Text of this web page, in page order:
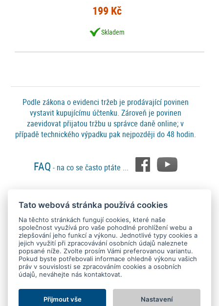
199 Kč
Skladem
Podle zákona o evidenci tržeb je prodávající povinen
vystavit kupujícímu účtenku. Zároveň je povinen
zaevidovat přijatou tržbu u správce daně online; v
případě technického výpadku pak nejpozději do 48 hodin.
FAQ - na co se často ptáte ...
Platební metody
Copyright © 2015 - 2026SEO kvalitně
Kontakt
Ochrana osobních údajů O nás
Obchodní podmínky
Nastavení Cookies
Tato webová stránka používá cookies
Na těchto stránkách fungují cookies, které naše
společnost využívá pro vaše pohodlné prohlížení webu a
zlepšování jeho funkcí a výkonu. Jednotlivé typy cookies a
jejich využití při zpracovávání osobních údajů naleznete
popsané níže. Zvolte prosím Vámi preferovanou variantu.
Pokud byste potřebovali informace ohledně výkonu vašich
práv v souvislosti se zpracováním cookies a osobních
údajů, neváhejte nás kontaktovat.
Přijmout vše Nastavení